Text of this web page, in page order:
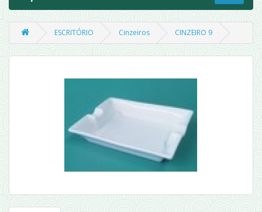
ESCRITÓRIO Cinzeiros CINZEIRO 9